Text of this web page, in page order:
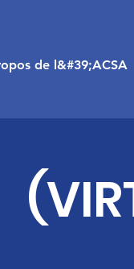
de l&#39;ACSA